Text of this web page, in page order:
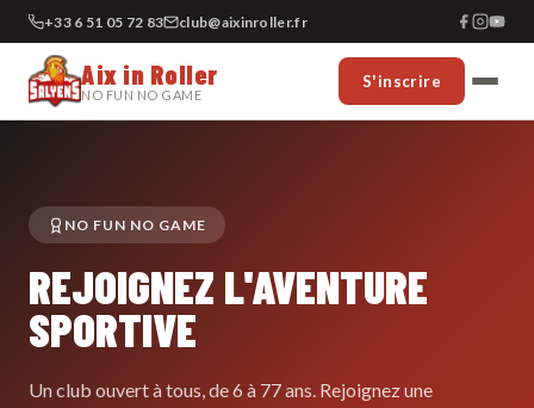
+33 6 51 05 72 83 club@aixinroller.fr
Aix in Roller
NO FUN NO GAME
S'inscrire
NO FUN NO GAME
REJOIGNEZ L'AVENTURE
SPORTIVE
Un club ouvert à tous, de 6 à 77 ans. Rejoignez une